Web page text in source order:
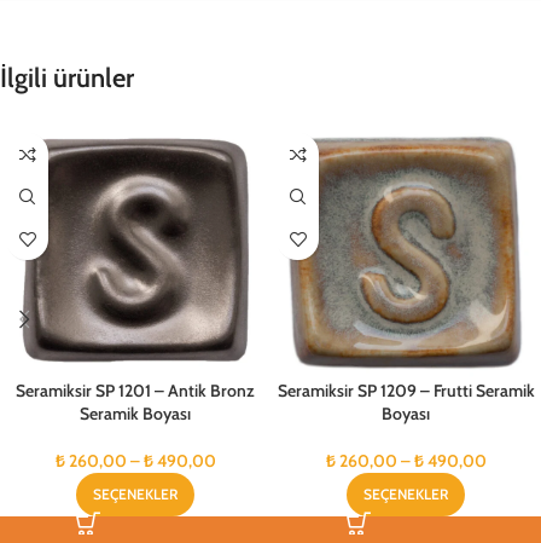
İlgili ürünler
Seramiksir SP 1201 – Antik Bronz
Seramik Boyası
₺260,00 –₺490,00
SEÇENEKLER
Seramiksir SP 1209 – Frutti Seramik
Boyası
₺260,00 –₺490,00
SEÇENEKLER